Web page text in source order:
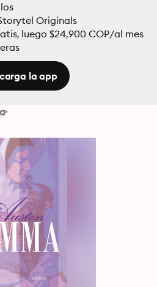
Originals
luego $24,900 COP/al mes
la app